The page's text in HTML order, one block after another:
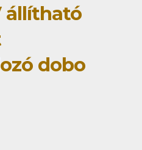
állítható
dobo